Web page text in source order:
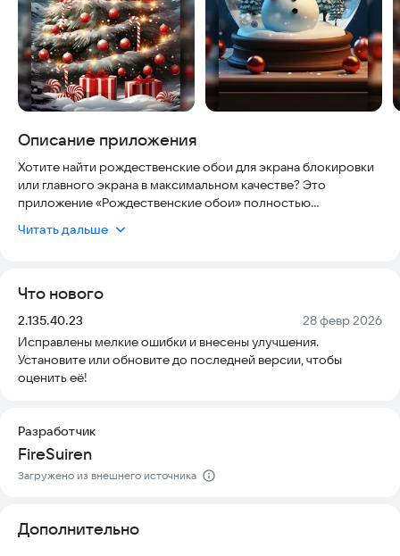
Описание приложения
Хотите найти рождественские обои для экрана блокировки
или главного экрана в максимальном качестве? Это
приложение «Рождественские обои» полностью
без интернета. Оно позволяет легко наслаждаться
подготовили для вас коллекцию впечатляющих обоев.
Надеемся, вам понравится наш контент, и вы захотите
поделиться этими фонами с друзьями.
❋ Регулярные обновления коллекции.
❋ Рождественские обои высокого разрешения.
Читать дальше
Что нового
Версия:
2.135.40.23 Дата:
28 февр 2026
Исправлены мелкие ошибки и внесены улучшения.
Установите или обновите до последней версии, чтобы
оценить её!
Разработчик
FireSuiren
Загружено из внешнего источника
Дополнительно